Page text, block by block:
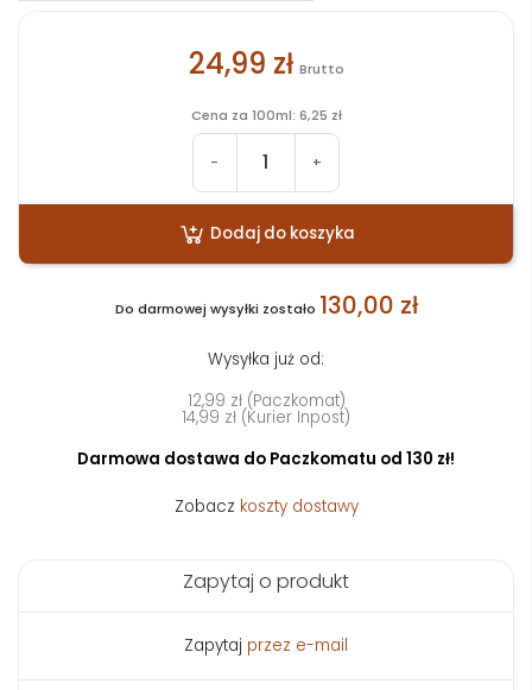
24,99 zł Brutto
Cena za 100ml: 6,25 zł
- +
Dodaj do koszyka
Do darmowej wysyłki zostało 130,00 zł
Wysyłka już od:
12,99 zł (Paczkomat)
14,99 zł (Kurier Inpost)
Darmowa dostawa do Paczkomatu od 130 zł!
Zobacz koszty dostawy
Zapytaj o produkt
Zapytaj przez e-mail